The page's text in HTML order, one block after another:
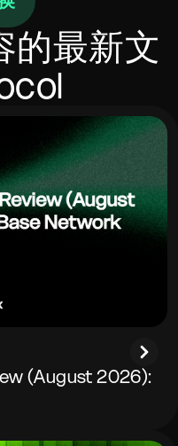
塞情况。如果目标网
的最新文
(August 2026):